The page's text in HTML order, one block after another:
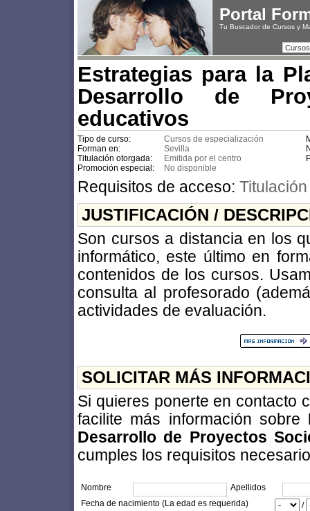
Portal
Tu Buscador de Cursos y
Estrategias para la
Desarrollo de
educativos
Tipo de curso: Cursos de especialización
Forman en:
Sevilla
Titulación otorgada:
Emitida por el centro
Promoción especial:
No disponible
Requisitos de acceso:
JUSTIFICACIÓN /
Son cursos a distancia en los
informático, este último en
contenidos de los cursos.
consulta al profesorado
actividades de evaluación.
SOLICITAR MÁS
Si quieres ponerte en contacto
facilite más información sobre
Desarrollo de Proyectos
cumples los requisitos
Nombre
Apellidos
Fecha de nacimiento (La edad es requerida)
/